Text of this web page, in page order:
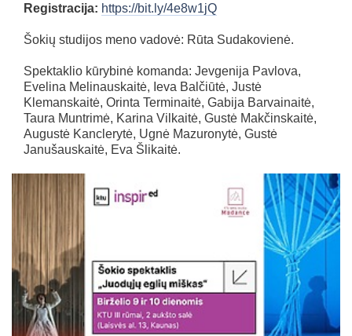
Registracija: https://bit.ly/4e8w1jQ
Šokių studijos meno vadovė: Rūta Sudakovienė.
Spektaklio kūrybinė komanda: Jevgenija Pavlova,
Evelina Melinauskaitė, Ieva Balčiūtė, Justė
Klemanskaitė, Orinta Terminaitė, Gabija Barvainaitė,
Taura Muntrimė, Karina Vilkaitė, Gustė Makčinskaitė,
Augustė Kanclerytė, Ugnė Mazuronytė, Gustė
Janušauskaitė, Eva Šlikaitė.